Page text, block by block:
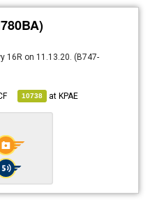
16R on 11.13.20. (B747-
10738 atKPAE